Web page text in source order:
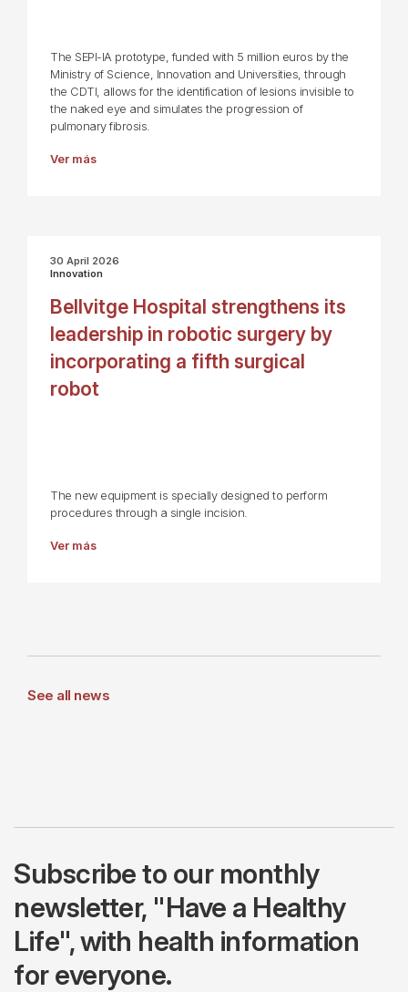
The SEPI-IA prototype, funded with 5 million euros by the
Ministry of Science, Innovation and Universities, through
the CDTI, allows for the identification of lesions invisible to
the naked eye and simulates the progression of
pulmonary fibrosis.
Ver más
30 April 2026
Innovation
Bellvitge Hospital strengthens its
leadership in robotic surgery by
incorporating a fifth surgical
robot
The new equipment is specially designed to perform
procedures through a single incision.
Ver más
See all news
Subscribe to our monthly
newsletter, "Have a Healthy
Life", with health information
for everyone.